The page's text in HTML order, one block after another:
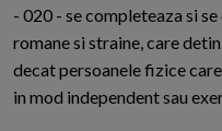
- 020 - se completeaza si
romane si straine, care
decat persoanele fizice
in mod independent sau